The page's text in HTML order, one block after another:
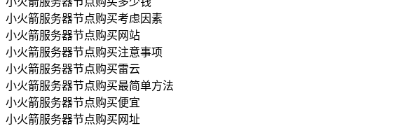
小火箭服务器节点购买考虑因素
小火箭服务器节点购买网站
小火箭服务器节点购买注意事项
小火箭服务器节点购买雷云
小火箭服务器节点购买最简单方法
小火箭服务器节点购买便宜
小火箭服务器节点购买网址